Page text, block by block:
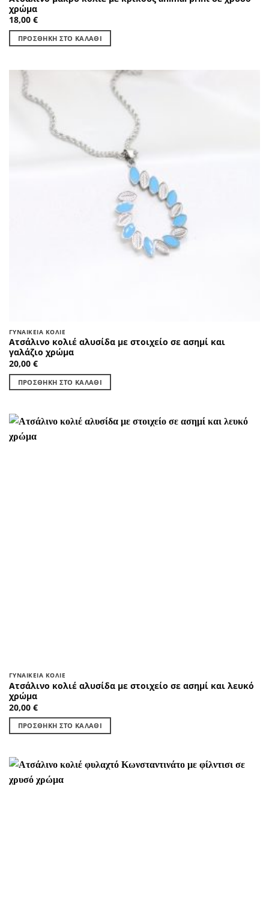
χρώμα
18,00 €
ΠΡΟΣΘΉΚΗ ΣΤΟ ΚΑΛΆΘΙ
ΓΥΝΑΙΚΕΊΑ ΚΟΛΙΈ
Ατσάλινο κολιέ αλυσίδα με στοιχείο σε ασημί και
γαλάζιο χρώμα
20,00 €
ΠΡΟΣΘΉΚΗ ΣΤΟ ΚΑΛΆΘΙ
ΓΥΝΑΙΚΕΊΑ ΚΟΛΙΈ
Ατσάλινο κολιέ αλυσίδα με στοιχείο σε ασημί και λευκό
χρώμα
20,00 €
ΠΡΟΣΘΉΚΗ ΣΤΟ ΚΑΛΆΘΙ